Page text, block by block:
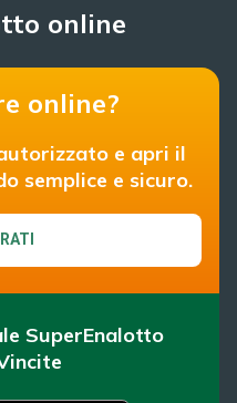
online
online?
e apri il
semplice e sicuro.
SuperEnalotto